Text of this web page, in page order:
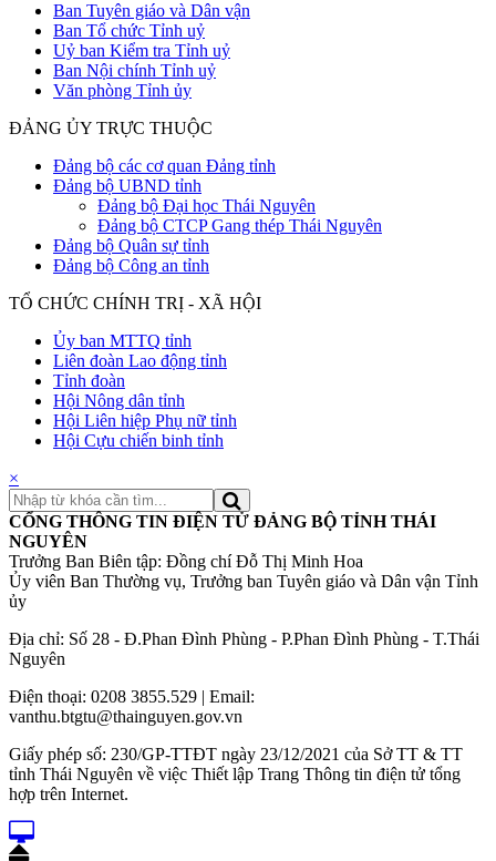
Ban Tuyên giáo và Dân vận
Ban Tổ chức Tỉnh uỷ
Uỷ ban Kiểm tra Tỉnh uỷ
Ban Nội chính Tỉnh uỷ
Văn phòng Tỉnh ủy
ĐẢNG ỦY TRỰC THUỘC
Đảng bộ các cơ quan Đảng tỉnh
Đảng bộ UBND tỉnh
Đảng bộ Đại học Thái Nguyên
Đảng bộ CTCP Gang thép Thái Nguyên
Đảng bộ Quân sự tỉnh
Đảng bộ Công an tỉnh
TỔ CHỨC CHÍNH TRỊ - XÃ HỘI
Ủy ban MTTQ tỉnh
Liên đoàn Lao động tỉnh
Tỉnh đoàn
Hội Nông dân tỉnh
Hội Liên hiệp Phụ nữ tỉnh
Hội Cựu chiến binh tỉnh
×
CỔNG THÔNG TIN ĐIỆN TỬ ĐẢNG BỘ TỈNH THÁI
NGUYÊN
Trưởng Ban Biên tập: Đồng chí Đỗ Thị Minh Hoa
Ủy viên Ban Thường vụ, Trưởng ban Tuyên giáo và Dân vận Tỉnh
ủy
Địa chỉ: Số 28 - Đ.Phan Đình Phùng - P.Phan Đình Phùng - T.Thái
Nguyên
Điện thoại: 0208 3855.529 | Email:
vanthu.btgtu@thainguyen.gov.vn
Giấy phép số: 230/GP-TTĐT ngày 23/12/2021 của Sở TT & TT
tỉnh Thái Nguyên về việc Thiết lập Trang Thông tin điện tử tổng
hợp trên Internet.